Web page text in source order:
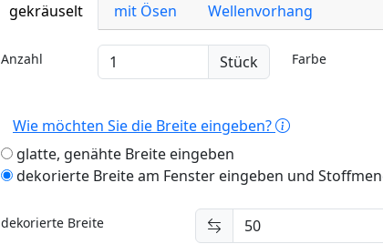
gekräuselt mit Ösen Wellenvorhang
Anzahl Stück Farbe
Wie möchten Sie die Breite eingeben?
glatte, genähte Breite eingeben
dekorierte Breite am Fenster eingeben und
dekorierte Breite